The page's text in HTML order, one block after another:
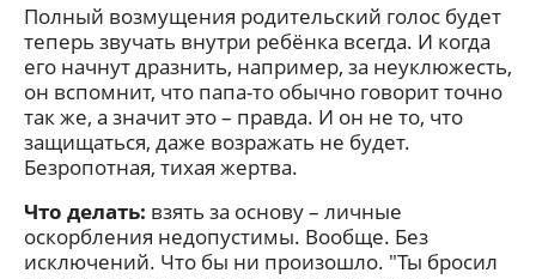
Полный возмущения родительский голос будет
теперь звучать внутри ребёнка всегда. И когда
его начнут дразнить, например, за неуклюжесть,
он вспомнит, что папа-то обычно говорит точно
так же, а значит это – правда. И он не то, что
защищаться, даже возражать не будет.
Безропотная, тихая жертва.
Что делать: взять за основу – личные
оскорбления недопустимы. Вообще. Без
исключений. Что бы ни произошло. "Ты бросил